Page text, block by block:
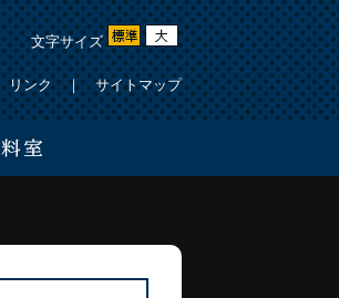
文字サイズ
リンク｜サイトマップ